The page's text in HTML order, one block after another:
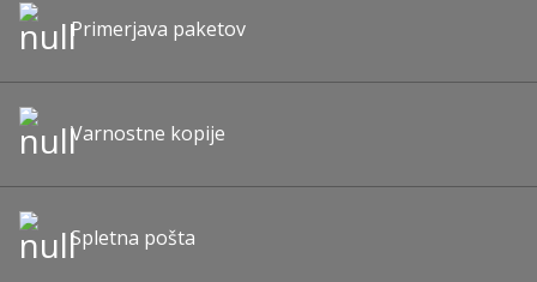
Primerjava paketov
Varnostne kopije
Spletna pošta